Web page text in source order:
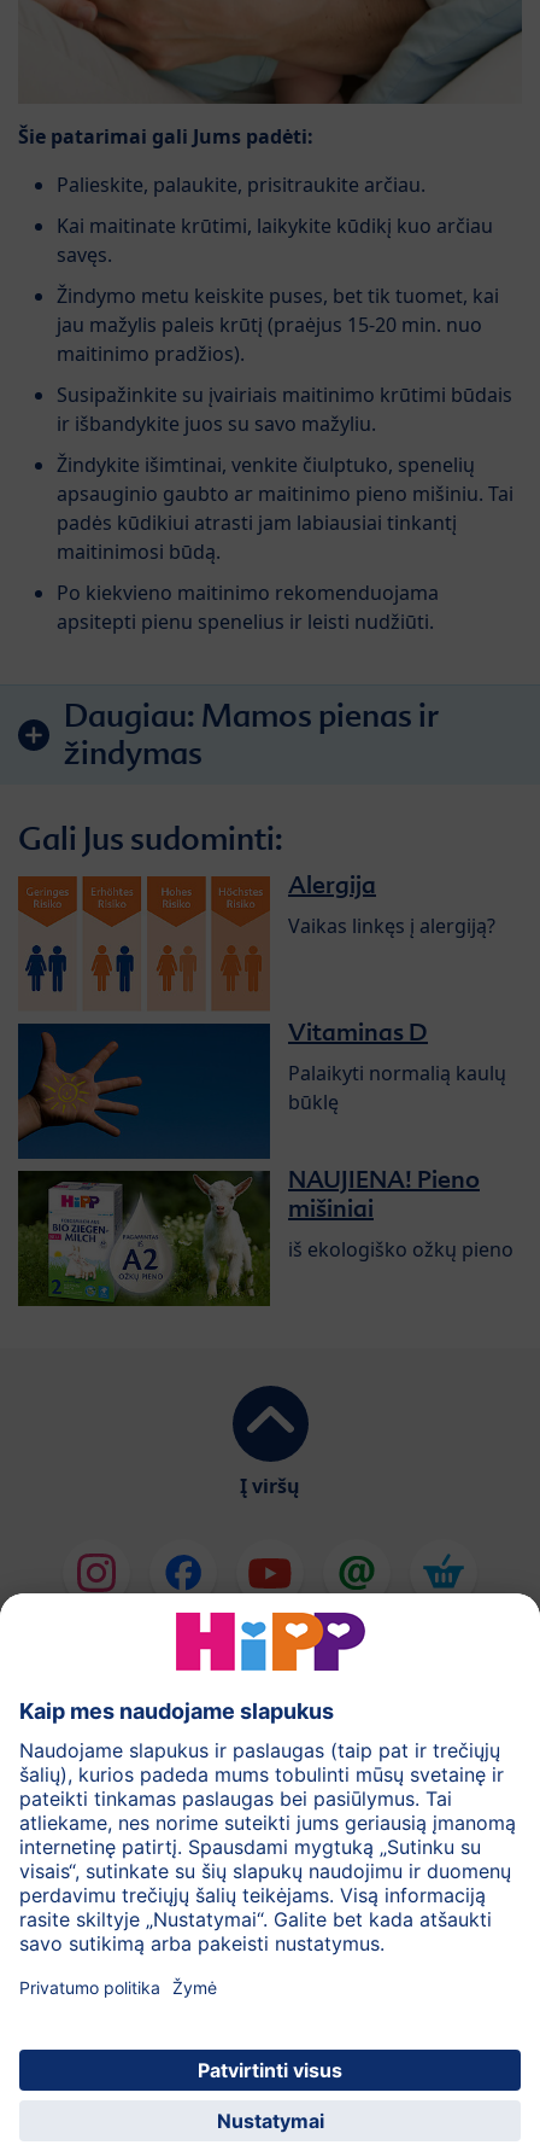
Šie patarimai gali Jums padėti:
Palieskite, palaukite, prisitraukite arčiau.
Kai maitinate krūtimi, laikykite kūdikį kuo arčiau
savęs.
Žindymo metu keiskite puses, bet tik tuomet, kai
jau mažylis paleis krūtį (praėjus 15-20 min. nuo
maitinimo pradžios).
Susipažinkite su įvairiais maitinimo krūtimi būdais
ir išbandykite juos su savo mažyliu.
Žindykite išimtinai, venkite čiulptuko, spenelių
apsauginio gaubto ar maitinimo pieno mišiniu. Tai
padės kūdikiui atrasti jam labiausiai tinkantį
maitinimosi būdą.
Po kiekvieno maitinimo rekomenduojama
apsitepti pienu spenelius ir leisti nudžiūti.
Daugiau: Mamos pienas ir
žindymas
Gali Jus sudominti:
Alergija
Vaikas linkęs į alergiją?
Vitaminas D
Palaikyti normalią kaulų
būklę
NAUJIENA! Pieno
mišiniai
iš ekologiško ožkų pieno
Į viršų
HiPP Pieno mišiniai
HiPP Kūdikių maistas
Odos priežiūra
Nėštumas
Privatumo politika
Bendrosios svetainės naudojimo taisyklės
Rekvizitai
Apie HiPP Kontaktai
© 2026 HiPP